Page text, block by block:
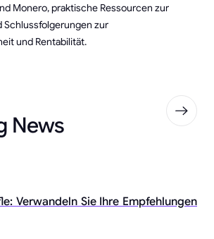
Monero, praktische Ressourcen zur
Schlussfolgerungen zur
und Rentabilität.
News
Verwandeln Sie Ihre Empfehlungen